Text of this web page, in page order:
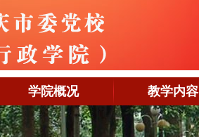
学院概况 教学内容